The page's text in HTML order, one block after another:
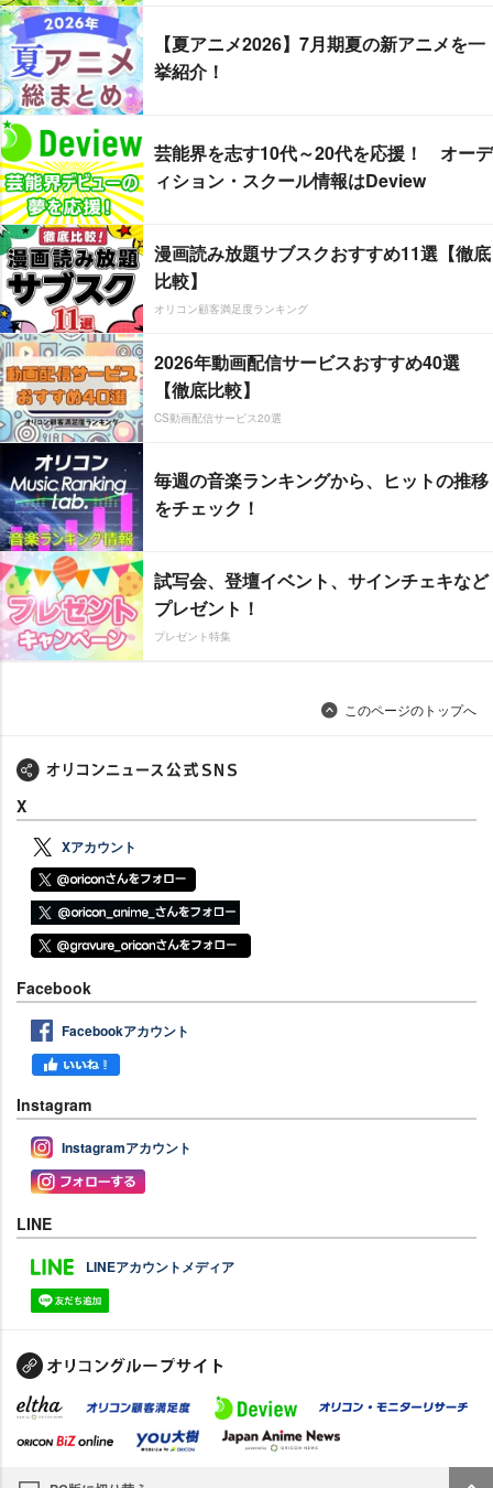
【夏アニメ2026】7月期夏の新アニメを一
挙紹介！
芸能界を志す10代～20代を応援！ オーデ
ィション・スクール情報はDeview
漫画読み放題サブスクおすすめ11選【徹底
比較】
オリコン顧客満足度ランキング
2026年動画配信サービスおすすめ40選
【徹底比較】
CS動画配信サービス20選
毎週の音楽ランキングから、ヒットの推移
をチェック！
試写会、登壇イベント、サインチェキなど
プレゼント！
プレゼント特集
このページのトップへ
X
Xアカウント
Facebook
Facebookアカウント
Instagram
Instagramアカウント
LINE
LINEアカウントメディア